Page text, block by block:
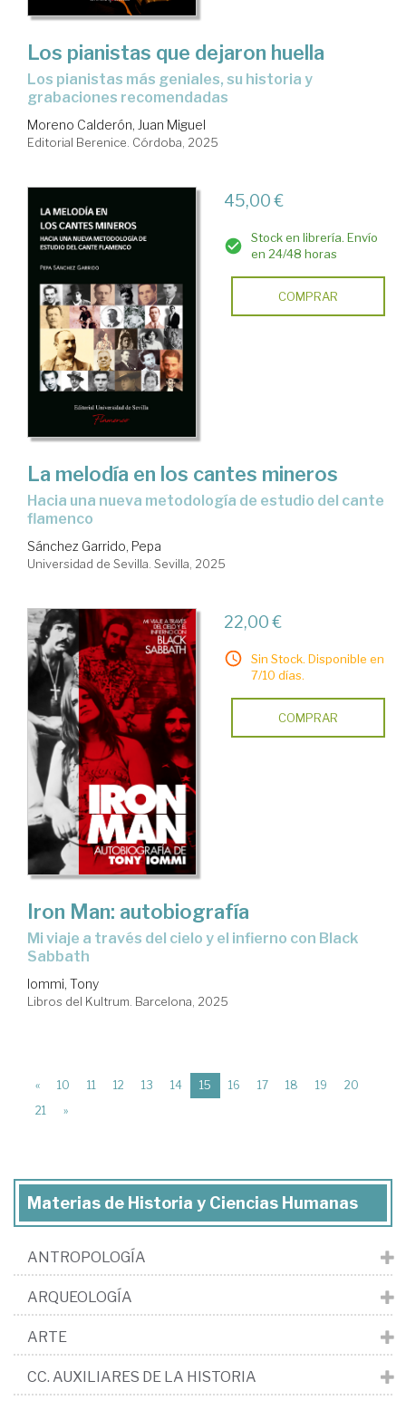
Los pianistas que dejaron huella
Los pianistas más geniales, su historia y
grabaciones recomendadas
Moreno Calderón, Juan Miguel
Editorial Berenice. Córdoba, 2025
45,00 €
Stock en librería. Envío
en 24/48 horas
COMPRAR
La melodía en los cantes mineros
Hacia una nueva metodología de estudio del cante
flamenco
Sánchez Garrido, Pepa
Universidad de Sevilla. Sevilla, 2025
22,00 €
Sin Stock. Disponible en
7/10 días.
COMPRAR
Iron Man: autobiografía
Mi viaje a través del cielo y el infierno con Black
Sabbath
Iommi, Tony
Libros del Kultrum. Barcelona, 2025
« 10 11 12 13 14 15 (current)
16 17 18 19
20
21
»
Materias de Historia y Ciencias Humanas
ANTROPOLOGÍA
ARQUEOLOGÍA
ARTE
CC. AUXILIARES DE LA HISTORIA